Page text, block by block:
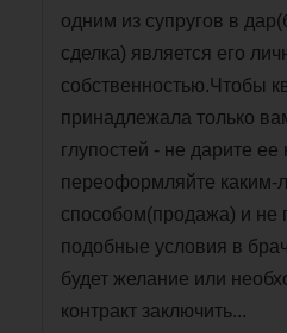
одним из супругов в
сделка) является его
собственностью.Чтобы
принадлежала только
глупостей - не дарите ее
переоформляйте каким-
способом(продажа) и не
подобные условия в
будет желание или
контракт заключить...